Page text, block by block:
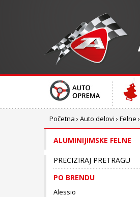
Početna › Auto delovi › Felne ›
ALUMINIJIMSKE FELNE
PRECIZIRAJ PRETRAGU
PO BRENDU
Alessio